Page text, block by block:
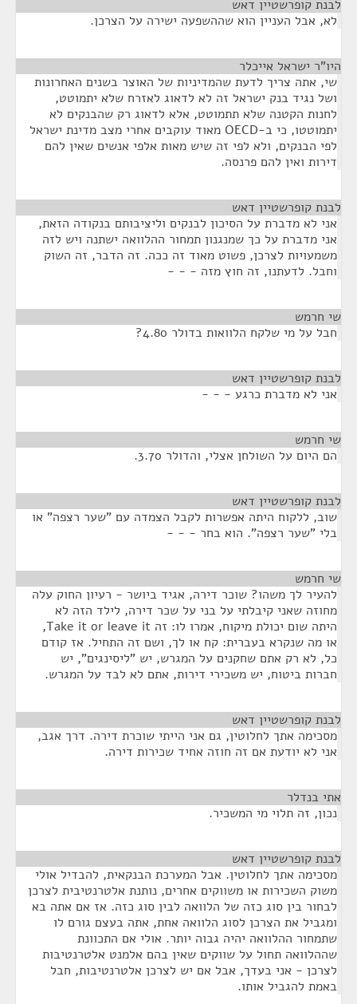
לבנת קופרשטיין דאש
לא, אבל העניין הוא שההשפעה ישירה על הצרכן.
היו"ר ישראל אייכלר
שי, אתה צריך לדעת שהמדיניות של האוצר בשנים האחרונות
ושל נגיד בנק ישראל זה לא לדאוג לאזרח שלא יתמוטט,
לחנות הקטנה שלא תתמוטט, אלא לדאוג רק שהבנקים לא
יתמוטטו, כי ב-OECD מאוד עוקבים אחרי מצב מדינת ישראל
לפי הבנקים, ולא לפי זה שיש מאות אלפי אנשים שאין להם
דירות ואין להם פרנסה.
לבנת קופרשטיין דאש
אני לא מדברת על הסיכון לבנקים וליציבותם בנקודה הזאת,
אני מדברת על כך שמנגנון תמחור ההלוואה ישתנה ויש לזה
משמעויות לצרכן, פשוט מאוד זה ככה. זה הדבר, זה השוק
וחבל. לדעתנו, זה חוץ מזה - - -
שי חרמש
חבל על מי שלקח הלוואות בדולר 4.80?
לבנת קופרשטיין דאש
אני לא מדברת כרגע - - -
שי חרמש
הם היום על השולחן אצלי, והדולר 3.70.
לבנת קופרשטיין דאש
שוב, ללקוח היתה אפשרות לקבל הצמדה עם "שער רצפה" או
בלי "שער רצפה". הוא בחר - - -
שי חרמש
להעיר לך משהו? שוכר דירה, אגיד ביושר - רעיון החוק עלה
מחוזה שאני קיבלתי על בני על שכר דירה, לילד הזה לא
היתה שום יכולת מיקוח, אמרו לו: זה Take it or leave it,
או מה שנקרא בעברית: קח או לך, ושם זה התחיל. אז קודם
כל, לא רק אתם שחקנים על המגרש, יש "ליסינגים", יש
חברות ביטוח, יש משכירי דירות, אתם לא לבד על המגרש.
לבנת קופרשטיין דאש
מסכימה אתך לחלוטין, גם אני הייתי שוכרת דירה. דרך אגב,
אני לא יודעת אם זה חוזה אחיד שכירות דירה.
אתי בנדלר
נכון, זה תלוי מי המשכיר.
לבנת קופרשטיין דאש
מסכימה אתך לחלוטין. אבל המערכת הבנקאית, להבדיל אולי
משוק השכירות או משווקים אחרים, נותנת אלטרנטיבית לצרכן
לבחור בין סוג כזה של הלוואה לבין סוג כזה. אז אם אתה בא
ומגביל את הצרכן לסוג הלוואה אחת, אתה בעצם גורם לו
שתמחור ההלוואה יהיה גבוה יותר. אולי אם התכוונת
שההלוואה תחול על שווקים שאין בהם אלמנט אלטרנטיבות
לצרכן - אני בעדך, אבל אם יש לצרכן אלטרנטיבות, חבל
באמת להגביל אותו.